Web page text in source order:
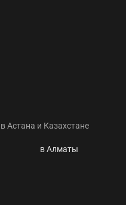
Астана и Казахстане
в Алматы